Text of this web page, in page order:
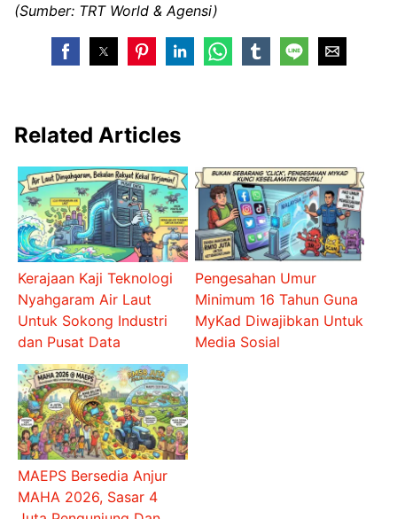
(Sumber: TRT World & Agensi)
Related Articles
Kerajaan Kaji Teknologi
Nyahgaram Air Laut
Untuk Sokong Industri
dan Pusat Data
Pengesahan Umur
Minimum 16 Tahun Guna
MyKad Diwajibkan Untuk
Media Sosial
MAEPS Bersedia Anjur
MAHA 2026, Sasar 4